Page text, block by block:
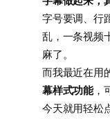
字号要调、行
乱，一条视频
麻了。
而我最近在用
幕样式功能，
今天就用轻松